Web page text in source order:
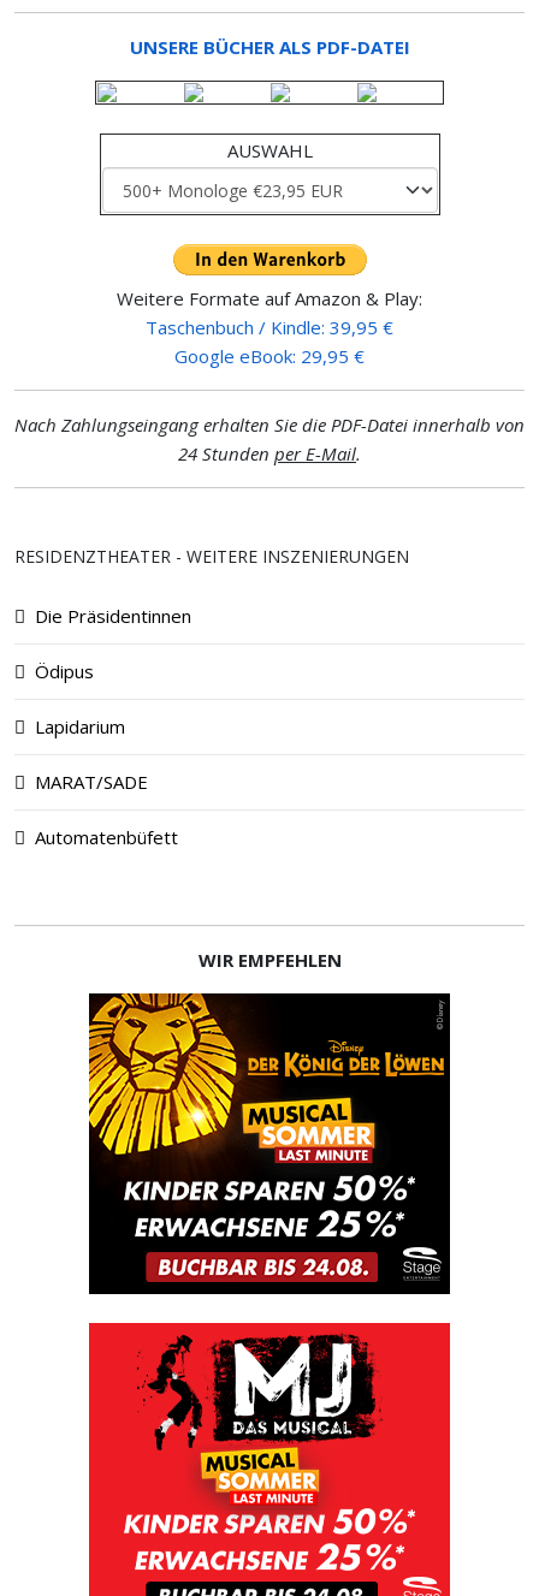
UNSERE BÜCHER ALS PDF-DATEI
AUSWAHL
Weitere Formate auf Amazon & Play:
Taschenbuch / Kindle: 39,95 €
Google eBook: 29,95 €
Nach Zahlungseingang erhalten Sie die PDF-Datei innerhalb von
24 Stunden per E-Mail.
RESIDENZTHEATER - WEITERE INSZENIERUNGEN
Die Präsidentinnen
Ödipus
Lapidarium
MARAT/SADE
Automatenbüfett
WIR EMPFEHLEN